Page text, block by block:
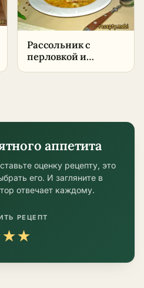
Рассольник с
перловкой и
аппетита
оценку рецепту, это
его. И загляните в
отвечает каждому.
РЕЦЕПТ
★★